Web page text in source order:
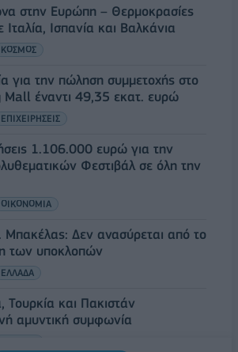
στην Ευρώπη – Θερμοκρασίες
Ισπανία και Βαλκάνια
ΚΟΣΜΟΣ
για την πώληση συμμετοχής στο
έναντι 49,35 εκατ. ευρώ
ΕΠΙΧΕΙΡΗΣΕΙΣ
1.106.000 ευρώ για την
Φεστιβάλ σε όλη την
ΟΙΚΟΝΟΜΙΑ
Μπακέλας: Δεν ανασύρεται από το
των υποκλοπών
ΕΛΛΑΔΑ
Τουρκία και Πακιστάν
αμυντική συμφωνία